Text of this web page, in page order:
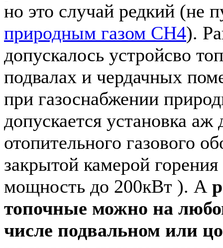
но это случай редкий (не
природным газом CH4).
допускалось устройсво
подвалах и чердачных
при газоснабжении
допускается установка
отопительного газового
закрытой камерой
мощность до 200кВт ). А
топочные можно на
числе подвальном или